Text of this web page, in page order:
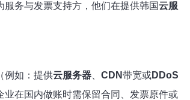
务与发票支持方，他们在提供韩国云服
例如：提供云服务器 CDN带宽或DDoS
在国内做账时需保留合同、发票原件或